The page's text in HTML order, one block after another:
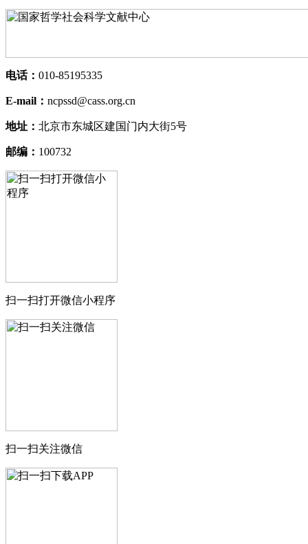
电话： 010-85195335
E-mail： ncpssd@cass.org.cn
地址： 北京市东城区建国门内大街5号
邮编： 100732
扫一扫打开微信小程序
扫一扫关注微信